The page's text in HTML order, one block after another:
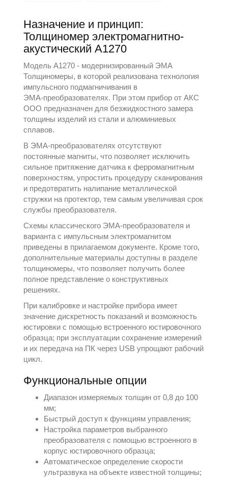
Назначение и принцип:
Толщиномер электромагнитно-
акустический А1270
Модель А1270 - модернизированный ЭМА
Толщиномеры, в которой реализована технология
импульсного подмагничивания в
ЭМА‑преобразователях. При этом прибор отАКС
ООО предназначен для безжидкостного замера
толщины изделий из стали и алюминиевых
сплавов.
В ЭМА‑преобразователях отсутствуют
постоянные магниты, что позволяет исключить
сильное притяжение датчика к ферромагнитным
поверхностям, упростить процедуру сканирования
и предотвратить налипание металлической
стружки на протектор, тем самым увеличивая срок
службы преобразователя.
Схемы классического ЭМА‑преобразователя и
варианта с импульсным электромагнитом
приведены в прилагаемом документе. Кроме того,
дополнительные материалы доступны в разделе
толщиномеры, что позволяет получить более
полное представление о конструктивных
решениях.
При калибровке и настройке прибора имеет
значение дискретность показаний и возможность
юстировки с помощью встроенного юстировочного
образца; при эксплуатации сохранение измерений
и их передача на ПК через USB упрощают рабочий
цикл.
Функциональные опции
Диапазон измеряемых толщин от 0,8 до 100
мм;
Быстрый доступ к функциям управления;
Настройка параметров выбранного
преобразователя с помощью встроенного в
корпус юстировочного образца;
Автоматическое определение скорости
ультразвука на объекте известной толщины;